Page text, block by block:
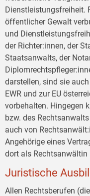
Dienstleistungsfreiheit.
öffentlicher Gewalt
und
der Richter:innen, der
Staatsanwalts, der
darstellen, sind sie
EWR und zur EU
vorbehalten. Hingegen
bzw. des
auch von
Angehörige eines
dort als Rechtsanwältin
Juristische
Allen Rechtsberufen